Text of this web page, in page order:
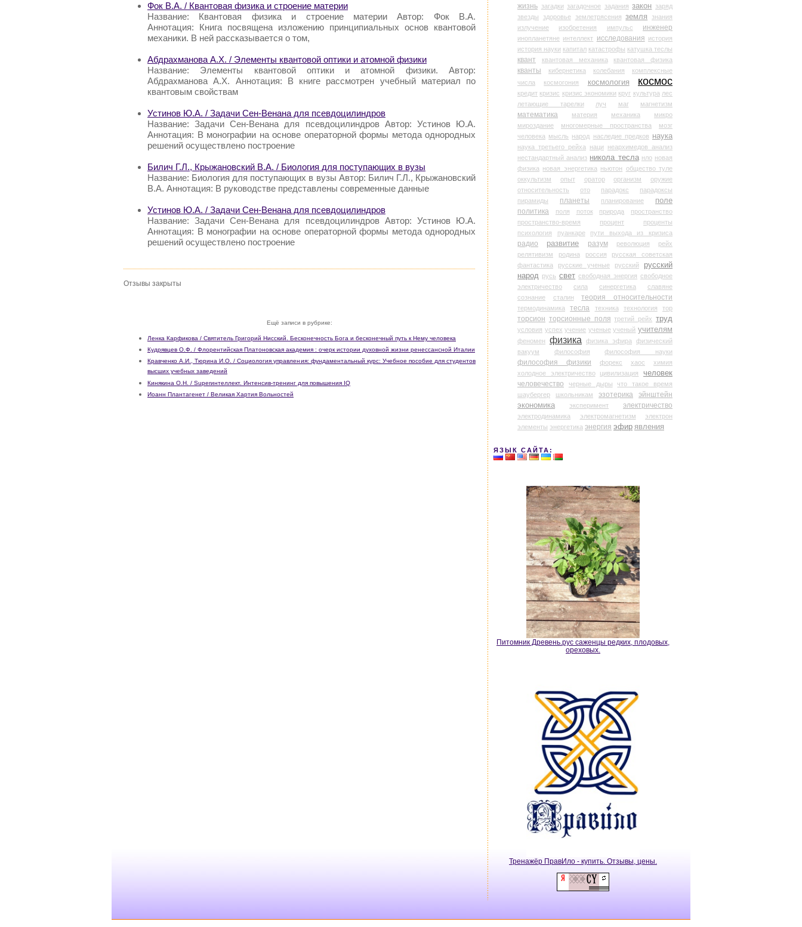
Фок В.А. / Квантовая физика и строение материи
Название: Квантовая физика и строение материи Автор: Фок В.А.
Аннотация: Книга посвящена изложению принципиальных основ квантовой
механики. В ней рассказывается о том,
Абдрахманова А.Х. / Элементы квантовой оптики и атомной физики
Название: Элементы квантовой оптики и атомной физики. Автор:
Абдрахманова А.Х. Аннотация: В книге рассмотрен учебный материал по
квантовым свойствам
Устинов Ю.А. / Задачи Сен-Венана для псевдоцилиндров
Название: Задачи Сен-Венана для псевдоцилиндров Автор: Устинов Ю.А.
Аннотация: В монографии на основе операторной формы метода однородных
решений осуществлено построение
Билич Г.Л., Крыжановский В.А. / Биология для поступающих в вузы
Название: Биология для поступающих в вузы Автор: Билич Г.Л., Крыжановский
В.А. Аннотация: В руководстве представлены современные данные
Устинов Ю.А. / Задачи Сен-Венана для псевдоцилиндров
Название: Задачи Сен-Венана для псевдоцилиндров Автор: Устинов Ю.А.
Аннотация: В монографии на основе операторной формы метода однородных
решений осуществлено построение
Отзывы закрыты
Ещё записи в рубрике:
Ленка Карфикова / Святитель Григорий Нисский. Бесконечность Бога и бесконечный путь к Нему человека
Кудрявцев О.Ф. / Флорентийская Платоновская академия : очерк истории духовной жизни ренессансной Италии
Кравченко А.И., Тюрина И.О. / Социология управления: фундаментальный курс: Учебное пособие для студентов
высших учебных заведений
Кинякина О.Н. / Superинтеллект. Интенсив-тренинг для повышения IQ
Иоанн Плантагенет / Великая Хартия Вольностей
жизнь загадки загадочное задания закон заряд
звезды
здоровье землетрясения земля
знания
излучение
изобретения импульс инженер
инопланетяне интеллект исследования история
история науки капитал катастрофы катушка теслы
квант квантовая механика квантовая физика
кванты кибернетика колебания
комплексные
числа
космогония космология космос
кредит кризис кризис экономики круг культура лес
летающие тарелки
луч маг магнетизм
математика материя механика
микро
мироздание
многомерные пространства
мозг
человека мысль народ наследие предков наука
наука третьего рейха наци
неархимедов анализ
нестандартный анализ никола тесла нло новая
физика новая энергетика ньютон общество туле
оккультизм
опыт оратор организм
оружие
относительность
ото парадокс
парадоксы
пирамиды
планеты планирование
поле
политика
поля поток природа
пространство
пространство-время
процент
проценты
психология
пуанкаре пути выхода из кризиса
радио развитие разум революция
рейх
релятивизм
родина россия
русская советская
фантастика
русские ученые русский
русский
народ русь свет свободная энергия свободное
электричество
сила синергетика
славяне
сознание
сталин теория относительности
термодинамика тесла техника технология тор
торсион торсионные поля третий рейх труд
условия успех учение ученые ученый учителям
феномен физика физика эфира
физический
вакуум
философия философия науки
философия физики форекс хаос
химия
холодное электричество
цивилизация человек
человечество черные дыры
что такое время
шаубергер
школьникам эзотерика
эйнштейн
экономика
эксперимент электричество
электродинамика электромагнетизм
электрон
элементы энергетика энергия эфир явления
ЯЗЫК САЙТА:
Питомник Древень.рус саженцы редких, плодовых,
ореховых.
Тренажёр ПравИло - купить. Отзывы, цены.